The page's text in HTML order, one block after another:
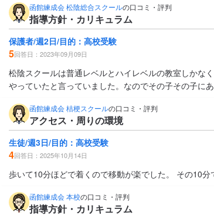
函館練成会 松陰総合スクールの口コミ・評判
指導方針・カリキュラム
保護者/週2日/目的：高校受験
5回答日：2023年09月09日
松陰スクールは普通レベルとハイレベルの教室しかな
やっていたと言っていました。なのでその子その子に
函館練成会 桔梗スクールの口コミ・評判
アクセス・周りの環境
生徒/週3日/目的：高校受験
4回答日：2025年10月14日
歩いて10分ほどで着くので移動が楽でした。 その10分
函館練成会 本校の口コミ・評判
指導方針・カリキュラム